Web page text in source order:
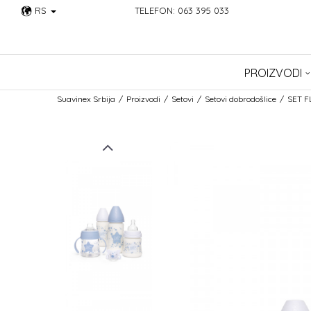
RS TELEFON: 063 395 033
PROIZVODI
Suavinex Srbija Proizvodi Setovi Setovi dobrodošlice SET